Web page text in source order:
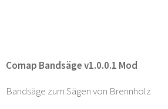
Comap Bandsäge v1.0.0.1 Mod
Bandsäge zum Sägen von Brennholz